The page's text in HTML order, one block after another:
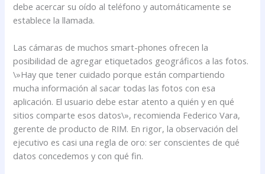
debe acercar su oído al teléfono y automáticamente se
establece la llamada.
Las cámaras de muchos smart-phones ofrecen la
posibilidad de agregar etiquetados geográficos a las fotos.
\»Hay que tener cuidado porque están compartiendo
mucha información al sacar todas las fotos con esa
aplicación. El usuario debe estar atento a quién y en qué
sitios comparte esos datos\», recomienda Federico Vara,
gerente de producto de RIM. En rigor, la observación del
ejecutivo es casi una regla de oro: ser conscientes de qué
datos concedemos y con qué fin.